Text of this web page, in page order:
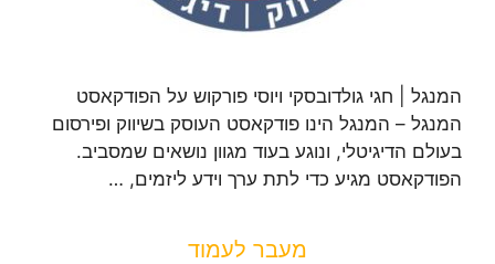
המנגל | חגי גולדובסקי ויוסי פורקוש על הפודקאסט
המנגל – המנגל הינו פודקאסט העוסק בשיווק ופירסום
בעולם הדיגיטלי, ונוגע בעוד מגוון נושאים שמסביב.
הפודקאסט מגיע כדי לתת ערך וידע ליזמים, …
מעבר לעמוד